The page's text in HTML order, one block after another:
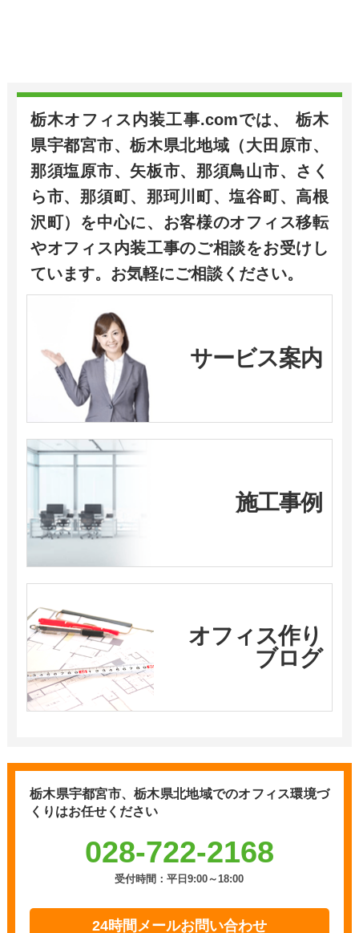
栃木オフィス内装工事.comでは、 栃木
県宇都宮市、栃木県北地域（大田原市、
那須塩原市、矢板市、那須鳥山市、さく
ら市、那須町、那珂川町、塩谷町、高根
沢町）を中心に、お客様のオフィス移転
やオフィス内装工事のご相談をお受けし
ています。お気軽にご相談ください。
サービス案内
施工事例
オフィス作り
ブログ
栃木県宇都宮市、栃木県北地域でのオフィス環境づ
くりはお任せください
028-722-2168
受付時間：平日9:00～18:00
24時間メールお問い合わせ